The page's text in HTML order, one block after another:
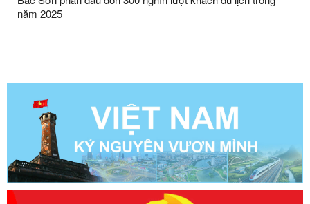
năm 2025